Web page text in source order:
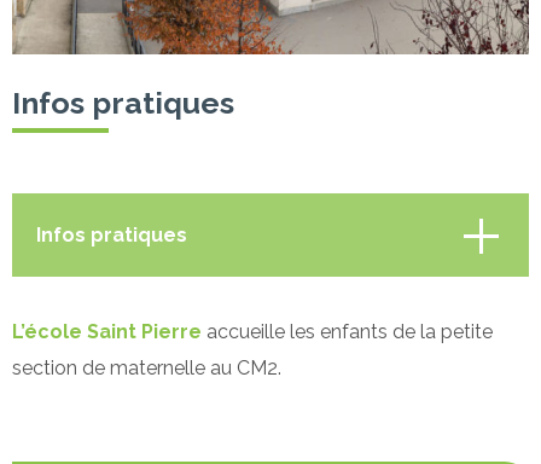
Infos pratiques
Infos pratiques
Présentation
L’école Saint Pierre accueille les enfants de la petite
section de maternelle au CM2.